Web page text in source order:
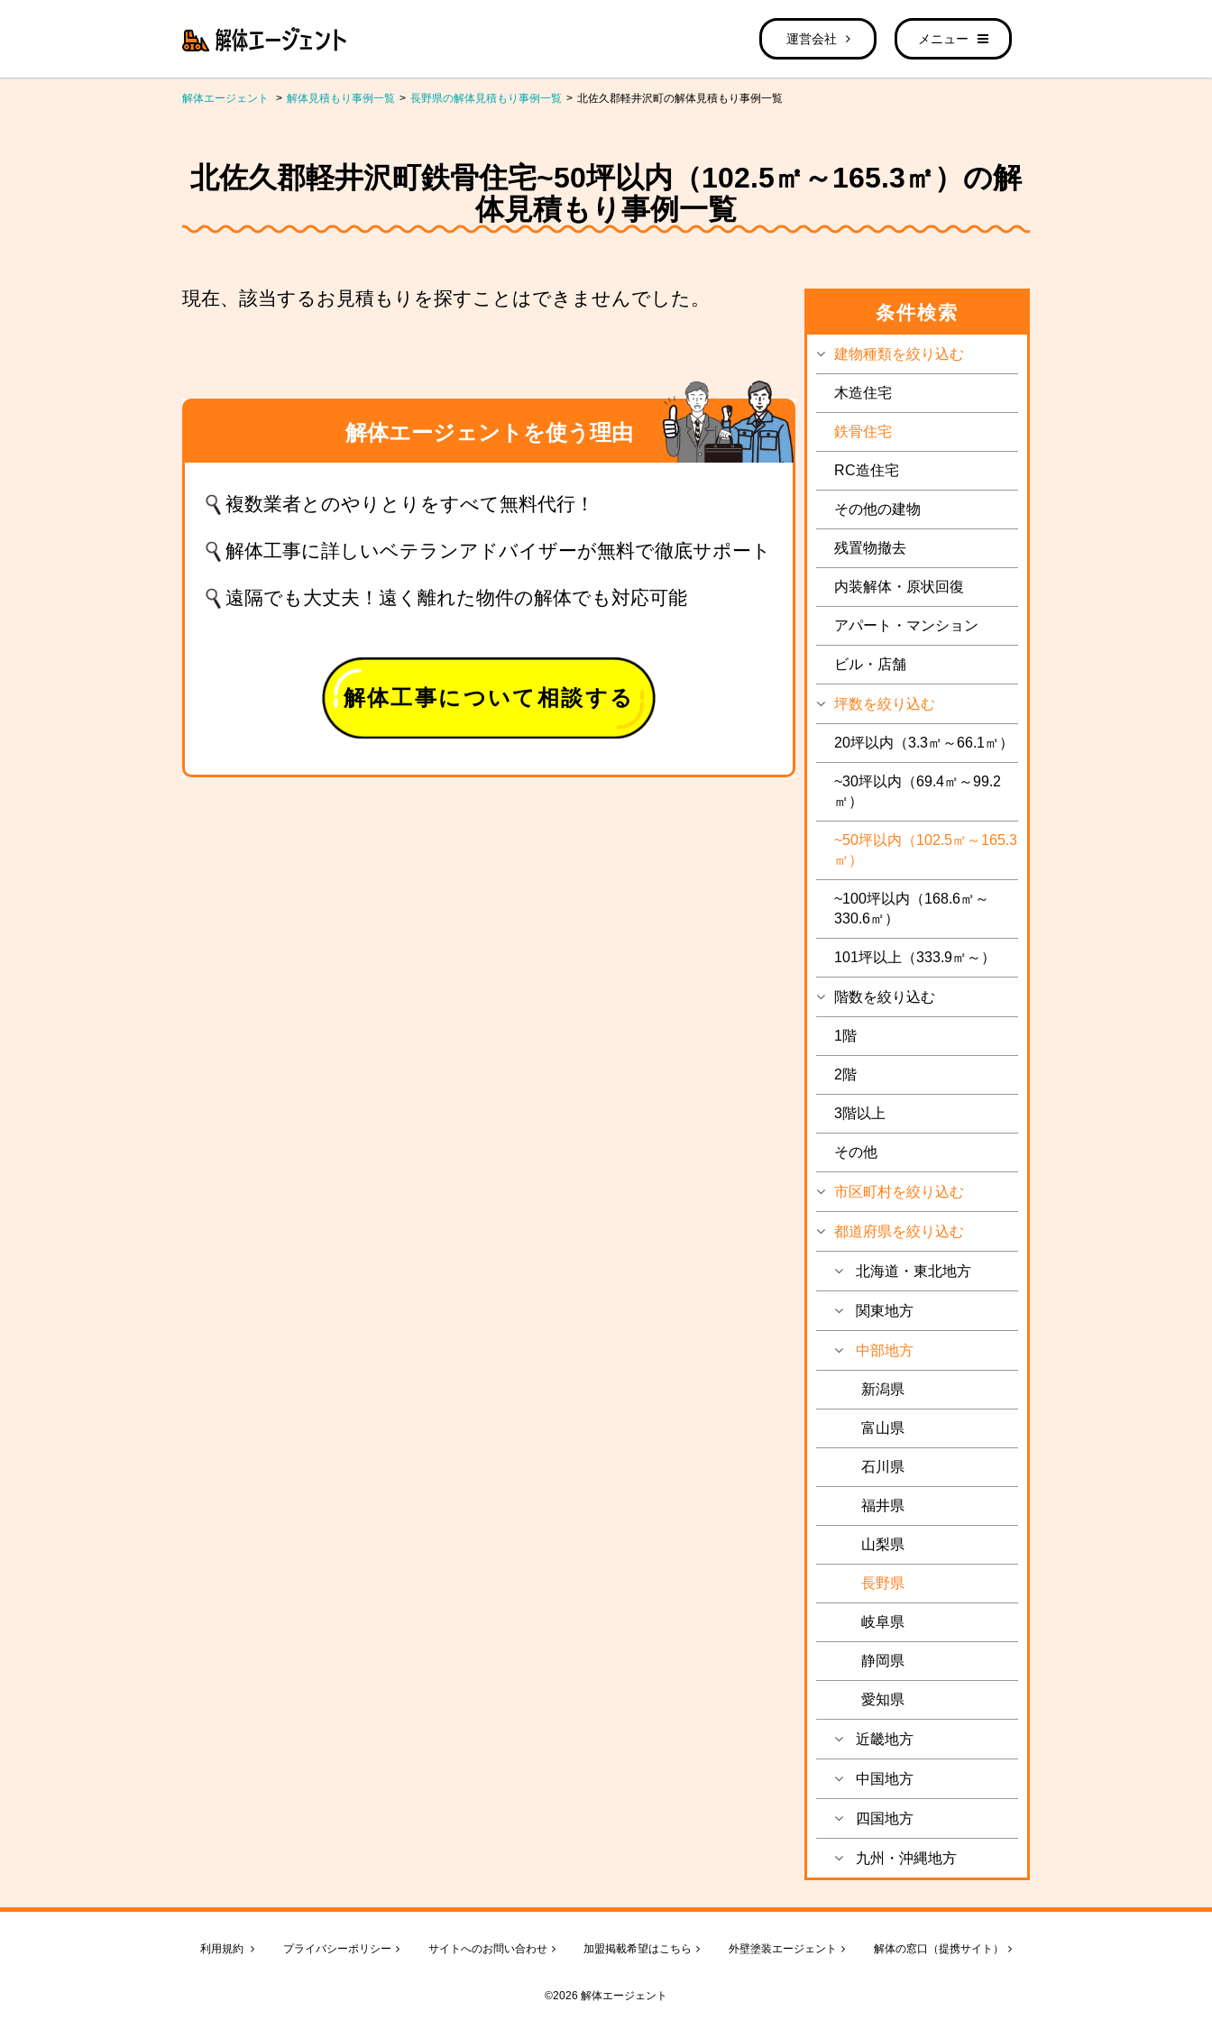
運営会社 メニュー
解体エージェント 解体見積もり事例一覧 長野県の解体見積もり事例一覧 北佐久郡軽井沢町の解体見積もり事例一覧
北佐久郡軽井沢町鉄骨住宅~50坪以内（102.5㎡～165.3㎡）の解
体見積もり事例一覧
現在、該当するお見積もりを探すことはできませんでした。
解体エージェントを使う理由
複数業者とのやりとりをすべて無料代行！
解体工事に詳しいベテランアドバイザーが無料で徹底サポート
遠隔でも大丈夫！遠く離れた物件の解体でも対応可能
解体工事について相談する
条件検索
建物種類を絞り込む
木造住宅
鉄骨住宅
RC造住宅
その他の建物
残置物撤去
内装解体・原状回復
アパート・マンション
ビル・店舗
坪数を絞り込む
20坪以内（3.3㎡～66.1㎡）
~30坪以内（69.4㎡～99.2
㎡）
~50坪以内（102.5㎡～165.3
㎡）
~100坪以内（168.6㎡～
330.6㎡）
101坪以上（333.9㎡～）
階数を絞り込む
1階
2階
3階以上
その他
市区町村を絞り込む
都道府県を絞り込む
北海道・東北地方
関東地方
中部地方
新潟県
富山県
石川県
福井県
山梨県
長野県
岐阜県
静岡県
愛知県
近畿地方
中国地方
四国地方
九州・沖縄地方
利用規約 プライバシーポリシー サイトへのお問い合わせ 加盟掲載希望はこちら 外壁塗装エージェント 解体の窓口（提携サイト）
©2026 解体エージェント